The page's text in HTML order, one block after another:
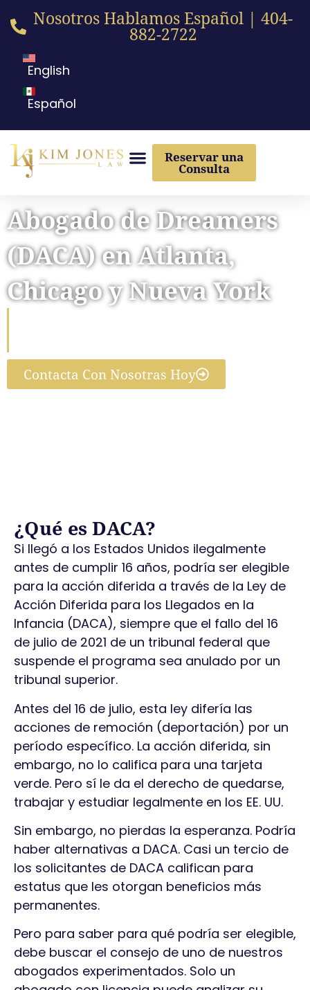
Nosotros Hablamos Español | 404-
882-2722
English
Español
Reservar una
Consulta
Abogado de Dreamers
(DACA) en Atlanta,
Chicago y Nueva York
Contacta Con Nosotras Hoy
¿Qué es DACA?
Si llegó a los Estados Unidos ilegalmente
antes de cumplir 16 años, podría ser elegible
para la acción diferida a través de la Ley de
Acción Diferida para los Llegados en la
Infancia (DACA), siempre que el fallo del 16
de julio de 2021 de un tribunal federal que
suspende el programa sea anulado por un
tribunal superior.
Antes del 16 de julio, esta ley difería las
acciones de remoción (deportación) por un
período específico. La acción diferida, sin
embargo, no lo califica para una tarjeta
verde. Pero sí le da el derecho de quedarse,
trabajar y estudiar legalmente en los EE. UU.
Sin embargo, no pierdas la esperanza. Podría
haber alternativas a DACA. Casi un tercio de
los solicitantes de DACA califican para
estatus que les otorgan beneficios más
permanentes.
Pero para saber para qué podría ser elegible,
debe buscar el consejo de uno de nuestros
abogados experimentados. Solo un